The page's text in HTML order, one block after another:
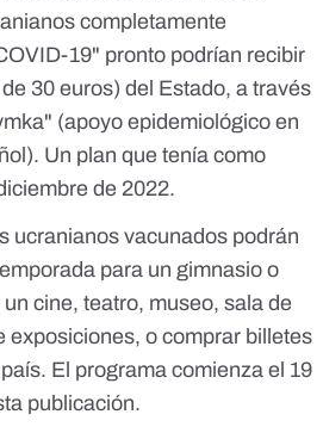
completamente
19" pronto podrían recibir
30 euros) del Estado, a través
(apoyo epidemiológico en
Un plan que tenía como
de 2022.
ucranianos vacunados podrán
para un gimnasio o
cine, teatro, museo, sala de
exposiciones, o comprar billetes
El programa comienza el 19
publicación.